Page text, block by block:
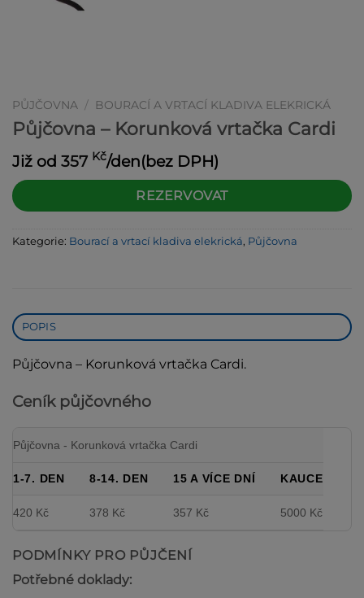
PŮJČOVNA / BOURACÍ A VRTACÍ KLADIVA ELEKRICKÁ
Půjčovna – Korunková vrtačka Cardi
Již od 357 Kč/den(bez DPH)
REZERVOVAT
Alternative:
Kategorie: Bourací a vrtací kladiva elekrická, Půjčovna
POPIS
Půjčovna – Korunková vrtačka Cardi.
Ceník půjčovného
Půjčovna - Korunková vrtačka Cardi
1-7. DEN 8-14. DEN 15 A VÍCE DNÍ KAUCE
420 Kč 378 Kč 357 Kč 5000 Kč
PODMÍNKY PRO PŮJČENÍ
Potřebné doklady: